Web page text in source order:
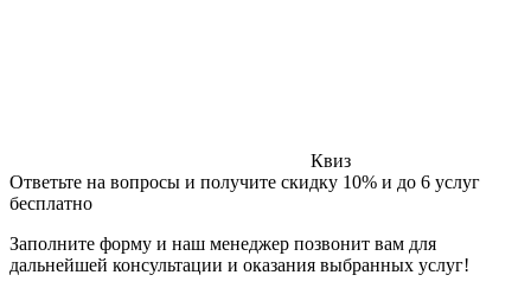
Квиз
Ответьте на вопросы и получите скидку 10% и до 6 услуг
бесплатно
Заполните форму и наш менеджер позвонит вам для
дальнейшей консультации и оказания выбранных услуг!